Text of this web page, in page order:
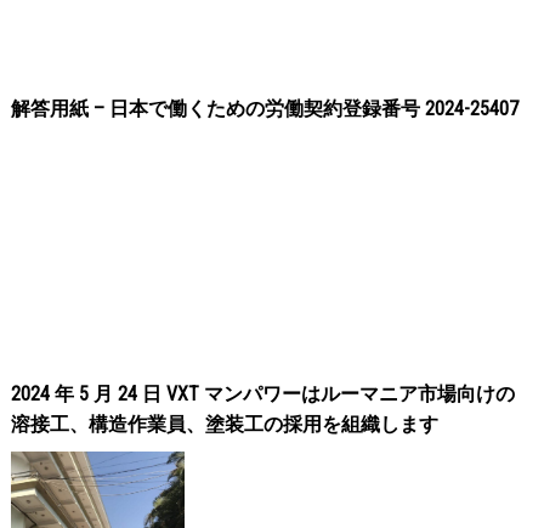
解答用紙 – 日本で働くための労働契約登録番号 2024-25407
2024 年 5 月 24 日 VXT マンパワーはルーマニア市場向けの
溶接工、構造作業員、塗装工の採用を組織します